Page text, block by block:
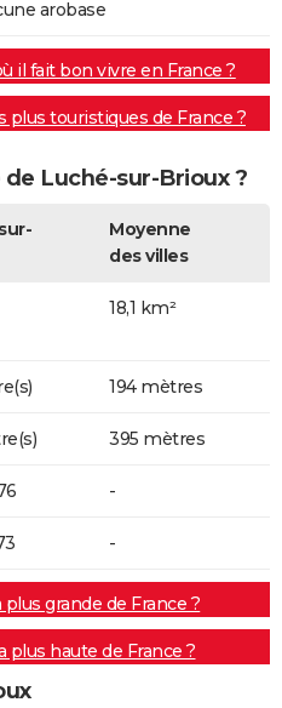
arobase
il fait bon vivre en France ?
plus touristiques de France ?
Luché-sur-Brioux ?
Moyenne
des villes
18,1 km²
194 mètres
395 mètres
-
-
grande de France ?
plus haute de France ?